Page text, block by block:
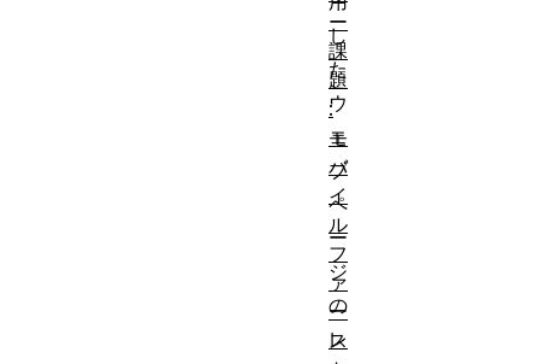
し
た
ウ
ェ
ブ
ペ
ー
ジ
の
レ
ー
課
題
:
モ
バ
イ
ル
フ
ァ
ー
ス